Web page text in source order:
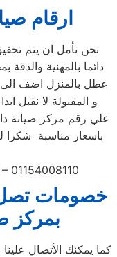
ارقام
نحن نأمل ان يتم
دائما بالمهنية
عطل بالمنزل اضف الى
و المقبولة لا نقبل
علي رقم مركز صيانة
باسعار مناسبة شكرا
01154008110
بمركز
كما يمكنك الأتصال